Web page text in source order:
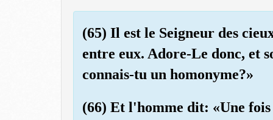
(65) Il est le Seigneur des
entre eux. Adore-Le donc, et
connais-tu un homonyme?»
(66) Et l'homme dit: «Une